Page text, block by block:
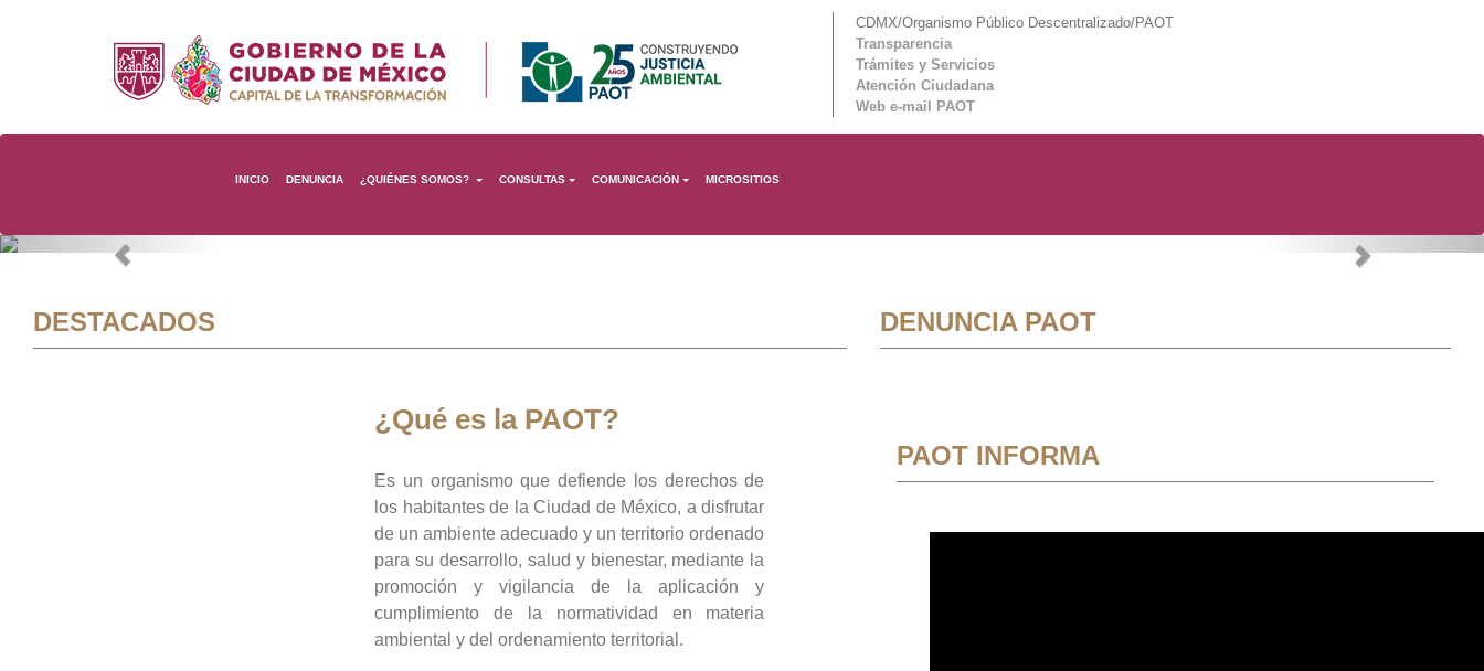
CDMX/Organismo Público Descentralizado/PAOT
Transparencia
Trámites y Servicios
Atención Ciudadana
Web e-mail PAOT
INICIO DENUNCIA ¿QUIÉNES SOMOS? CONSULTAS COMUNICACIÓN MICROSITIOS
Previous Next
DESTACADOS
¿Qué es la PAOT?
Es un organismo que defiende los derechos de
los habitantes de la Ciudad de México, a disfrutar
de un ambiente adecuado y un territorio ordenado
para su desarrollo, salud y bienestar, mediante la
promoción y vigilancia de la aplicación y
cumplimiento de la normatividad en materia
ambiental y del ordenamiento territorial.
DENUNCIA PAOT
PAOT INFORMA